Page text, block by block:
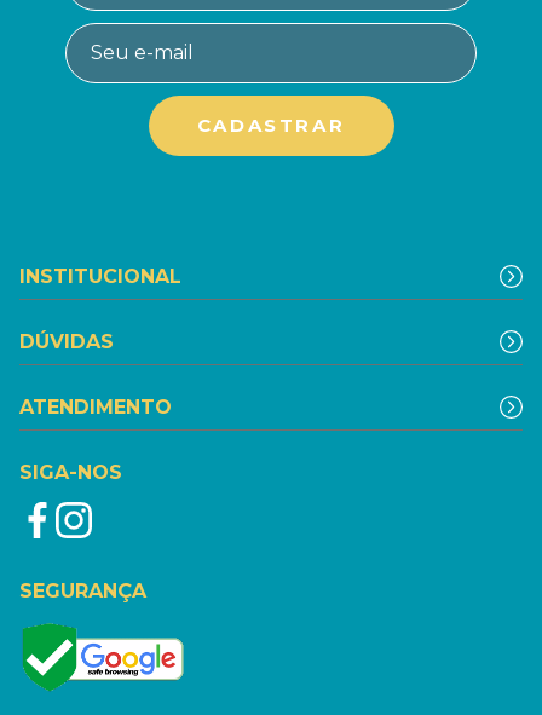
INSTITUCIONAL
DÚVIDAS
ATENDIMENTO
SIGA-NOS
SEGURANÇA